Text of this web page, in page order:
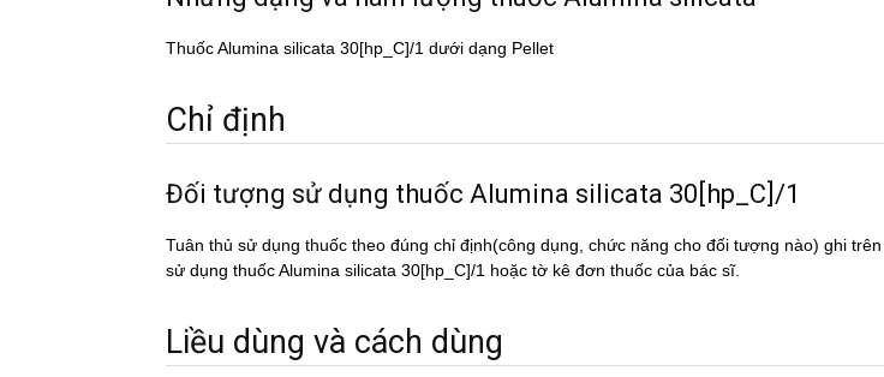
Thuốc Alumina silicata 30[hp_C]/1 dưới dạng Pellet
Chỉ định
Đối tượng sử dụng thuốc Alumina silicata 30[hp_C]/1
Tuân thủ sử dụng thuốc theo đúng chỉ định(công dụng, chức năng cho đối tượng nào) ghi
sử dụng thuốc Alumina silicata 30[hp_C]/1 hoặc tờ kê đơn thuốc của bác sĩ.
Liều dùng và cách dùng